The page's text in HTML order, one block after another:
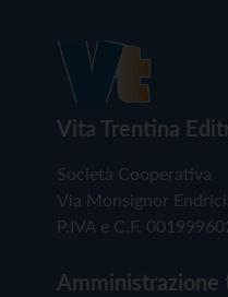
Vita Trentina
Società Cooperativa
Via Monsignor
P.IVA e C.F.
Amministrazione